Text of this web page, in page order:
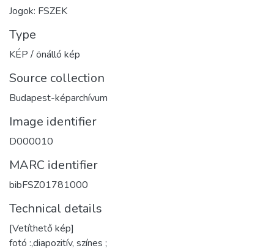
Jogok: FSZEK
Type
KÉP / önálló kép
Source collection
Budapest-képarchívum
Image identifier
D000010
MARC identifier
bibFSZ01781000
Technical details
[Vetíthető kép]
fotó :,diapozitív, színes ;